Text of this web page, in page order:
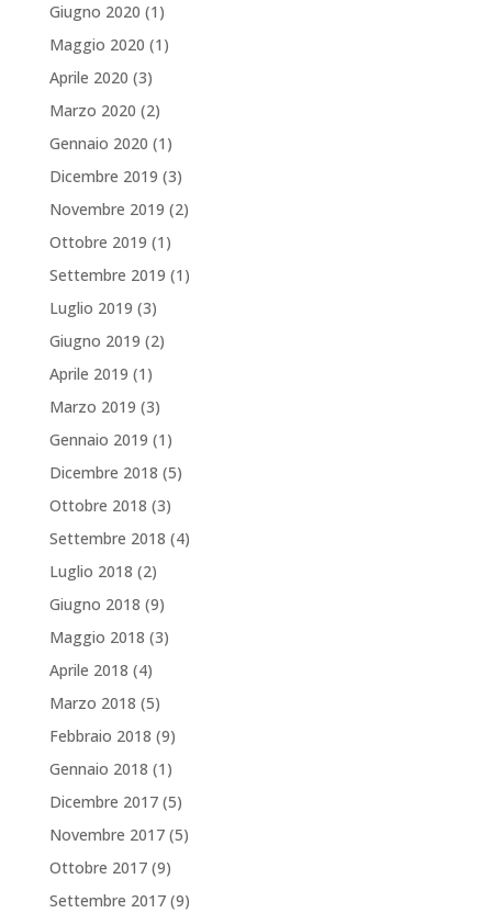
Giugno 2020 (1)
Maggio 2020 (1)
Aprile 2020 (3)
Marzo 2020 (2)
Gennaio 2020 (1)
Dicembre 2019 (3)
Novembre 2019 (2)
Ottobre 2019 (1)
Settembre 2019 (1)
Luglio 2019 (3)
Giugno 2019 (2)
Aprile 2019 (1)
Marzo 2019 (3)
Gennaio 2019 (1)
Dicembre 2018 (5)
Ottobre 2018 (3)
Settembre 2018 (4)
Luglio 2018 (2)
Giugno 2018 (9)
Maggio 2018 (3)
Aprile 2018 (4)
Marzo 2018 (5)
Febbraio 2018 (9)
Gennaio 2018 (1)
Dicembre 2017(5)
Novembre 2017(5)
Ottobre 2017(9)
Settembre 2017(9)